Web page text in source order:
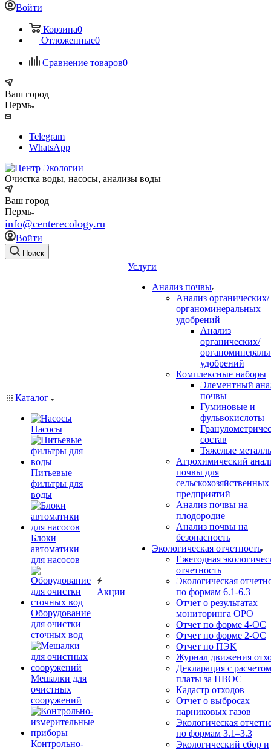
Войти
Корзина0
Отложенные0
Сравнение товаров0
Ваш город
Пермь
Telegram
WhatsApp
Очистка воды, насосы, анализы воды
Ваш город
Пермь
info@centerecology.ru
Войти
Поиск
Каталог
Насосы
Питьевые
фильтры для
воды
Блоки
автоматики
для насосов
Оборудование
для очистки
сточных вод
Мешалки для
очистных
сооружений
Контрольно-
Акции
Услуги
Анализ почвы
Анализ органических/
органоминеральных
удобрений
Анализ
органических/
удобрений
Комплексные наборы
Элементный
почвы
Гуминовые и
фульвокислоты
состав
Тяжелые
Агрохимический
почвы для
сельскохозяйственных
предприятий
Анализ почвы на
плодородие
Анализ почвы на
безопасность
Экологическая отчетность
Ежегодная
отчетность
Экологическая
по формам 6.1-6.3
Отчет о результатах
мониторинга ОРО
Отчет по форме 4-ОС
Отчет по форме 2-ОС
Отчет по ПЭК
Журнал движения
Декларация с расчетом
платы за НВОС
Кадастр отходов
Отчет о выбросах
парниковых газов
Экологическая
по формам 3.1–3.3
Экологический сбор и